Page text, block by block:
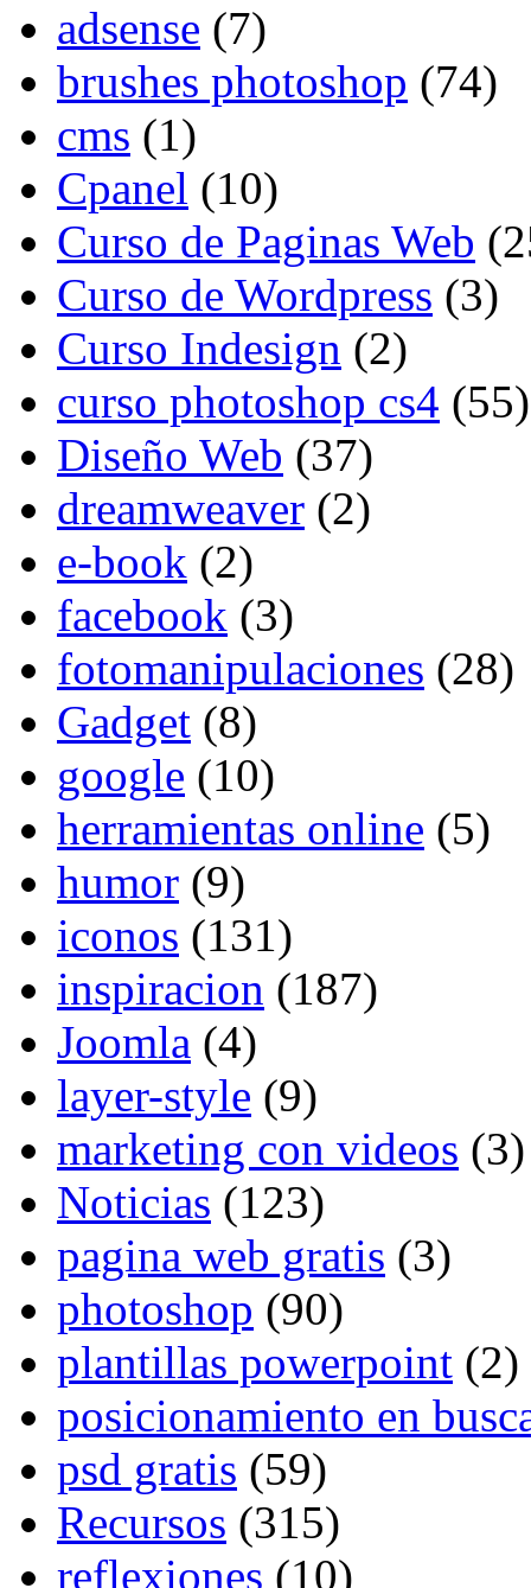
adsense (7)
brushes photoshop (74)
cms (1)
Cpanel (10)
Curso de Paginas Web
Curso de Wordpress (3)
Curso Indesign (2)
curso photoshop cs4 (55)
Diseño Web (37)
dreamweaver (2)
e-book (2)
facebook (3)
fotomanipulaciones (28)
Gadget (8)
google (10)
herramientas online (5)
humor (9)
iconos (131)
inspiracion (187)
Joomla (4)
layer-style (9)
marketing con videos (3)
Noticias (123)
pagina web gratis (3)
photoshop (90)
plantillas powerpoint (2)
posicionamiento en
psd gratis (59)
Recursos (315)
reflexiones (10)